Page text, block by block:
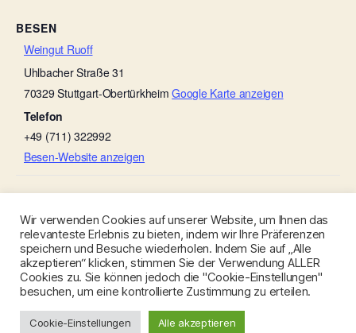
BESEN
Weingut Ruoff
Uhlbacher Straße 31
70329 Stuttgart-Obertürkheim Google Karte anzeigen
Telefon
+49 (711) 322992
Besen-Website anzeigen
© 2026Besen-Stuttgart.de
Datenschutzerklärung
Nach oben
Wir verwenden Cookies auf unserer Website, um Ihnen das
relevanteste Erlebnis zu bieten, indem wir Ihre Präferenzen
speichern und Besuche wiederholen. Indem Sie auf „Alle
akzeptieren“ klicken, stimmen Sie der Verwendung ALLER
Cookies zu. Sie können jedoch die "Cookie-Einstellungen"
besuchen, um eine kontrollierte Zustimmung zu erteilen.
Cookie-Einstellungen Alle akzeptieren